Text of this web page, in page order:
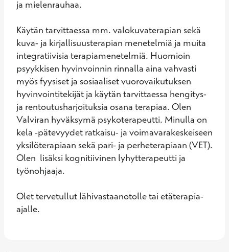
ja mielenrauhaa.
Käytän tarvittaessa mm. valokuvaterapian sekä
kuva- ja kirjallisuusterapian menetelmiä ja muita
integratiivisia terapiamenetelmiä. Huomioin
psyykkisen hyvinvoinnin rinnalla aina vahvasti
myös fyysiset ja sosiaaliset vuorovaikutuksen
hyvinvointitekijät ja käytän tarvittaessa hengitys-
ja rentoutusharjoituksia osana terapiaa. Olen
Valviran hyväksymä psykoterapeutti. Minulla on
kela -pätevyydet ratkaisu- ja voimavarakeskeiseen
yksilöterapiaan sekä pari- ja perheterapiaan (VET).
Olen  lisäksi kognitiivinen lyhytterapeutti ja
työnohjaaja.
Olet tervetullut lähivastaanotolle tai etäterapia-
ajalle.